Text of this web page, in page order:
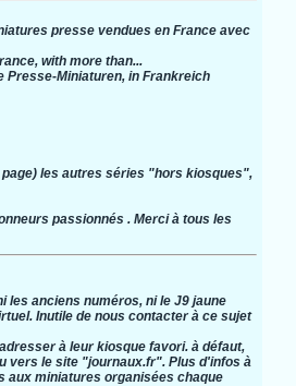
presse vendues en France avec
with more than...
Presse-Miniaturen, in Frankreich
les autres séries "hors kiosques",
passionnés . Merci à tous les
les anciens numéros, ni le J9 jaune
Inutile de nous contacter à ce sujet
à leur kiosque favori. à défaut,
vers le site "journaux.fr". Plus d'infos à
aux miniatures organisées chaque